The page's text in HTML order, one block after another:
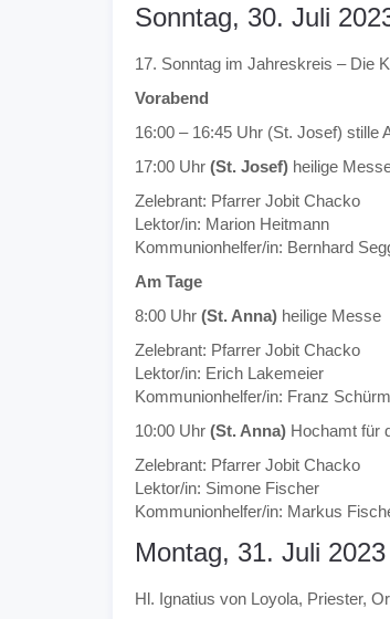
Sonntag, 30. Juli
17. Sonntag im Jahreskreis – Die
Vorabend
16:00 – 16:45 Uhr (St. Josef) stille
17:00 Uhr (St. Josef) heilige
Zelebrant: Pfarrer Jobit Chacko
Lektor/in: Marion Heitmann
Kommunionhelfer/in: Bernhard
Am Tage
8:00 Uhr (St. Anna) heilige Messe
Zelebrant: Pfarrer Jobit Chacko
Lektor/in: Erich Lakemeier
Kommunionhelfer/in: Franz
10:00 Uhr (St. Anna) Hochamt für
Zelebrant: Pfarrer Jobit Chacko
Lektor/in: Simone Fischer
Kommunionhelfer/in: Markus
Montag, 31. Juli 2023
Hl. Ignatius von Loyola, Priester,